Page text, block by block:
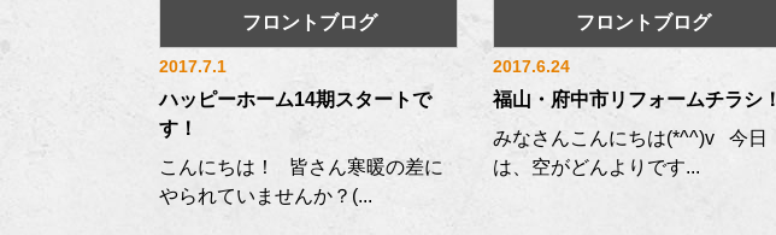
フロントブログ
2017.7.1
ハッピーホーム14期スタートで
す！
こんにちは！ 皆さん寒暖の差に
やられていませんか？(...
フロントブログ
2017.6.24
福山・府中市リフォームチラシ！
みなさんこんにちは(*^^)v 今日
は、空がどんよりです...